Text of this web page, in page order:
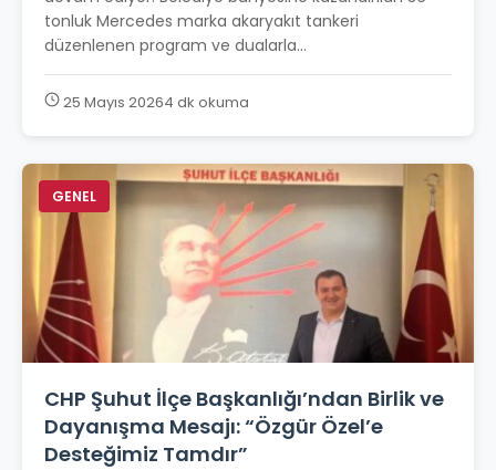
tonluk Mercedes marka akaryakıt tankeri
düzenlenen program ve dualarla...
25 Mayıs 20264 dk okuma
GENEL
CHP Şuhut İlçe Başkanlığı’ndan Birlik ve
Dayanışma Mesajı: “Özgür Özel’e
Desteğimiz Tamdır”